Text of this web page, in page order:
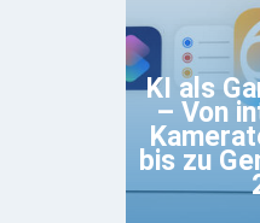
KI als
– Von
bis zu